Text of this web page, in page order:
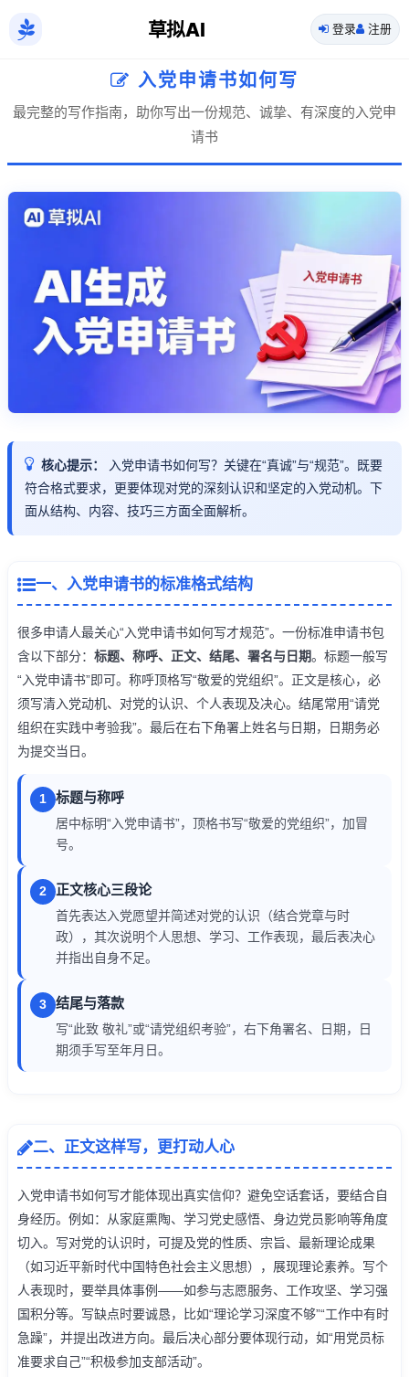
草拟AI 登录 注册
入党申请书如何写
最完整的写作指南，助你写出一份规范、诚挚、有深度的入党申
请书
核心提示：
入党申请书如何写？关键在“真诚”与“规范”。既要
符合格式要求，更要体现对党的深刻认识和坚定的入党动机。下
面从结构、内容、技巧三方面全面解析。
一、入党申请书的标准格式结构
很多申请人最关心“入党申请书如何写才规范”。一份标准申请书包
含以下部分： 标题、称呼、正文、结尾、署名与日期。标题一般写
“入党申请书”即可。称呼顶格写“敬爱的党组织”。正文是核心，必
须写清入党动机、对党的认识、个人表现及决心。结尾常用“请党
组织在实践中考验我”。最后在右下角署上姓名与日期，日期务必
为提交当日。
1 标题与称呼
居中标明“入党申请书”，顶格书写“敬爱的党组织”，加冒
号。
2 正文核心三段论
首先表达入党愿望并简述对党的认识（结合党章与时
政），其次说明个人思想、学习、工作表现，最后表决心
并指出自身不足。
3 结尾与落款
写“此致 敬礼”或“请党组织考验”，右下角署名、日期，日
期须手写至年月日。
二、正文这样写，更打动人心
入党申请书如何写才能体现出真实信仰？避免空话套话，要结合自
身经历。例如：从家庭熏陶、学习党史感悟、身边党员影响等角度
切入。写对党的认识时，可提及党的性质、宗旨、最新理论成果
（如习近平新时代中国特色社会主义思想），展现理论素养。写个
人表现时，要举具体事例——如参与志愿服务、工作攻坚、学习强
国积分等。写缺点时要诚恳，比如“理论学习深度不够”“工作中有时
急躁”，并提出改进方向。最后决心部分要体现行动，如“用党员标
准要求自己”“积极参加支部活动”。